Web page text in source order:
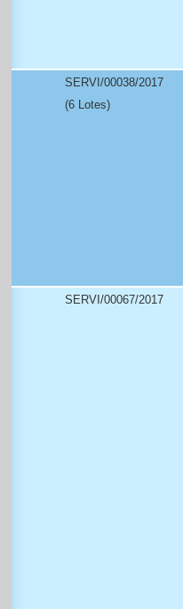
SERVI/00038/2017
(6 Lotes)
SERVI/00067/2017